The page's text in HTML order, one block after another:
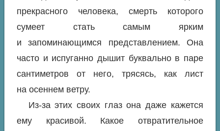
прекрасного человека, смерть которого
сумеет стать самым ярким
и запоминающимся представлением. Она
часто и испуганно дышит буквально в паре
сантиметров от него, трясясь, как лист
на осеннем ветру.
Из-за этих своих глаз она даже кажется
ему красивой. Какое отвратительное